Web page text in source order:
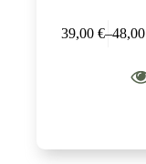
39,00 €–48,00